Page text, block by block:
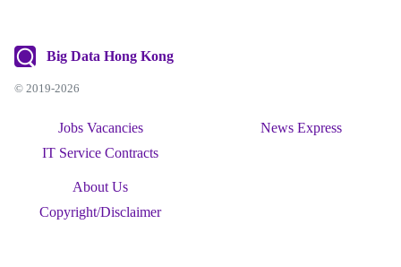
Big Data Hong Kong
© 2019-2026
Jobs Vacancies
IT Service Contracts
News Express
About Us
Copyright/Disclaimer